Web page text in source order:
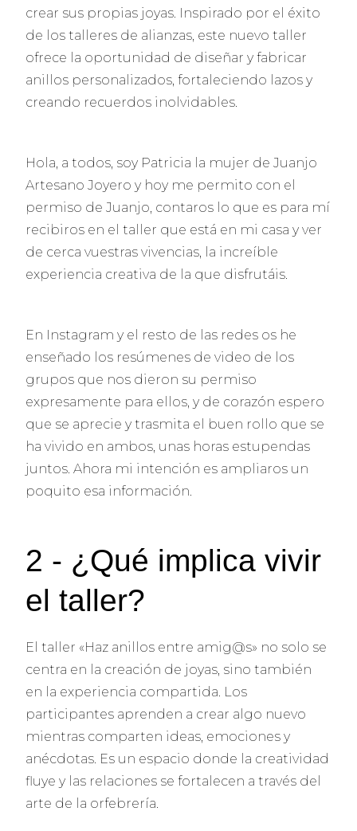
crear sus propias joyas. Inspirado por el éxito
de los talleres de alianzas, este nuevo taller
ofrece la oportunidad de diseñar y fabricar
anillos personalizados, fortaleciendo lazos y
creando recuerdos inolvidables.
Hola, a todos, soy Patricia la mujer de Juanjo
Artesano Joyero y hoy me permito con el
permiso de Juanjo, contaros lo que es para mí
recibiros en el taller que está en mi casa y ver
de cerca vuestras vivencias, la increíble
experiencia creativa de la que disfrutáis.
En Instagram y el resto de las redes os he
enseñado los resúmenes de video de los
grupos que nos dieron su permiso
expresamente para ellos, y de corazón espero
que se aprecie y trasmita el buen rollo que se
ha vivido en ambos, unas horas estupendas
juntos. Ahora mi intención es ampliaros un
poquito esa información.
2 - ¿Qué implica vivir
el taller?
El taller «Haz anillos entre amig@s» no solo se
centra en la creación de joyas, sino también
en la experiencia compartida. Los
participantes aprenden a crear algo nuevo
mientras comparten ideas, emociones y
anécdotas. Es un espacio donde la creatividad
fluye y las relaciones se fortalecen a través del
arte de la orfebrería.